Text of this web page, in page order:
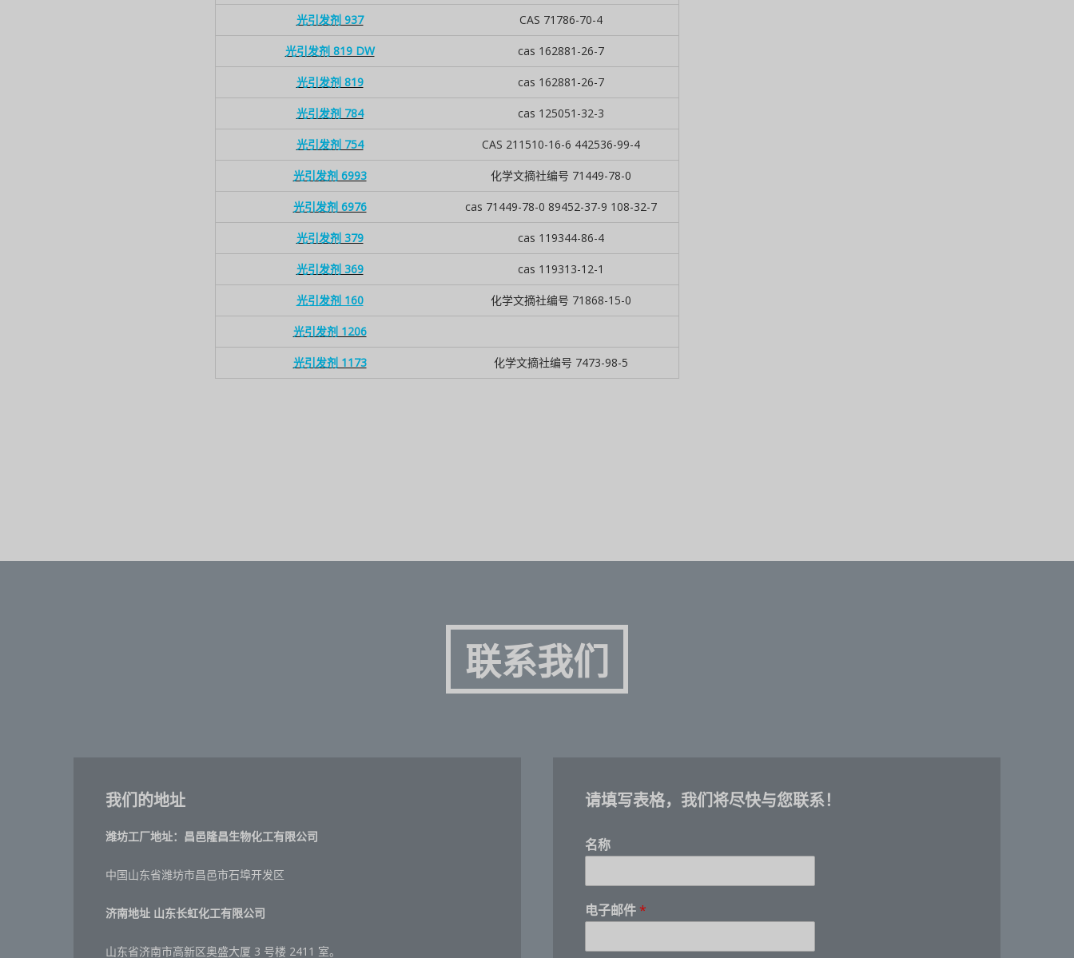
光引发剂 937 CAS 71786-70-4
光引发剂 819 DW cas 162881-26-7
光引发剂 819 cas 162881-26-7
光引发剂 784 cas 125051-32-3
光引发剂 754 CAS 211510-16-6 442536-99-4
光引发剂 6993 化学文摘社编号 71449-78-0
光引发剂 6976 cas 71449-78-0 89452-37-9 108-32-7
光引发剂 379 cas 119344-86-4
光引发剂 369 cas 119313-12-1
光引发剂 160 化学文摘社编号 71868-15-0
光引发剂 1206
光引发剂 1173 化学文摘社编号 7473-98-5
联系我们
我们的地址
潍坊工厂地址：昌邑隆昌生物化工有限公司
中国山东省潍坊市昌邑市石埠开发区
济南地址 山东长虹化工有限公司
山东省济南市高新区奥盛大厦 3 号楼 2411 室。
请填写表格，我们将尽快与您联系！
名称
电
话
码
电子邮件 *